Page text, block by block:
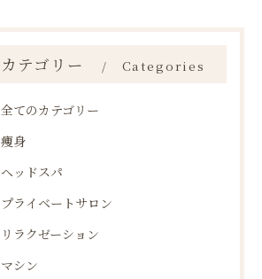
カテゴリー Categories
全てのカテゴリー
痩身
ヘッドスパ
プライベートサロン
リラクゼーション
マシン